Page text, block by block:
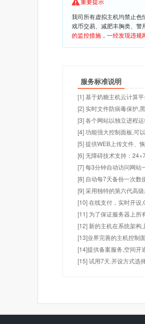
我司所有虚拟主机均禁止色
戏币交易、减肥丰胸类、警
的监控措施，一经发现违规
服务标准说明
[1] 基于奶糖主机云计算
[2] 实时文件防病毒保护,
[3] 各个网站以独立进程
[4] 功能强大控制面板,可
[5] 提供WEB上传文件、
[6] 无障碍技术支持：
[7] 每3分钟自动访问网站
[8] 自动每7天备份一次数
[9] 采用独特的第六代高
[10] 在线支付，实时开设
[11] 为了保证服务器上所
[12] 新的主机在系统架构
[13]业界完善的主机控制
[14]提供备案服务,空间开
[15] 试用7天.开设方式选